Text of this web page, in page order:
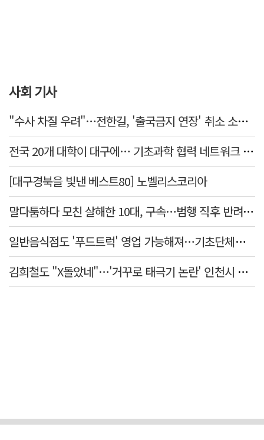
사회 기사
"수사 차질 우려"…전한길, '출국금지 연장' 취소 소송 패소
전국 20개 대학이 대구에… 기초과학 협력 네트워크 출범하다
[대구경북을 빛낸 베스트80] 노벨리스코리아
말다툼하다 모친 살해한 10대, 구속…범행 직후 반려견도 죽여
일반음식점도 '푸드트럭' 영업 가능해져…기초단체별 조례 개정 움직임
김희철도 "X돌았네"…'거꾸로 태극기 논란' 인천시 현수막, 이틀 만에 철거